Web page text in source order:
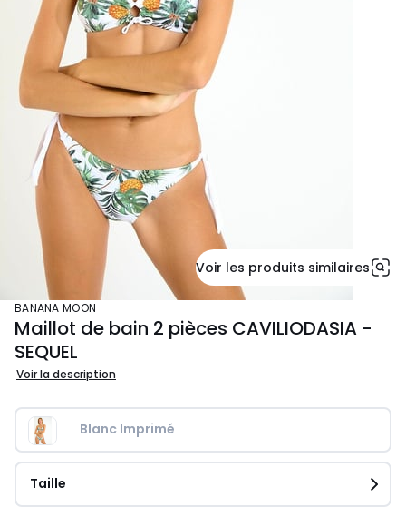
Voir les produits similaires
BANANA MOON
Maillot de bain 2 pièces CAVILIODASIA -
SEQUEL
Voir la description
Blanc Imprimé
Taille